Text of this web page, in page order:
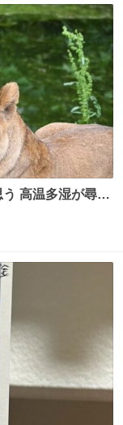
常
見直して 動物の
ません